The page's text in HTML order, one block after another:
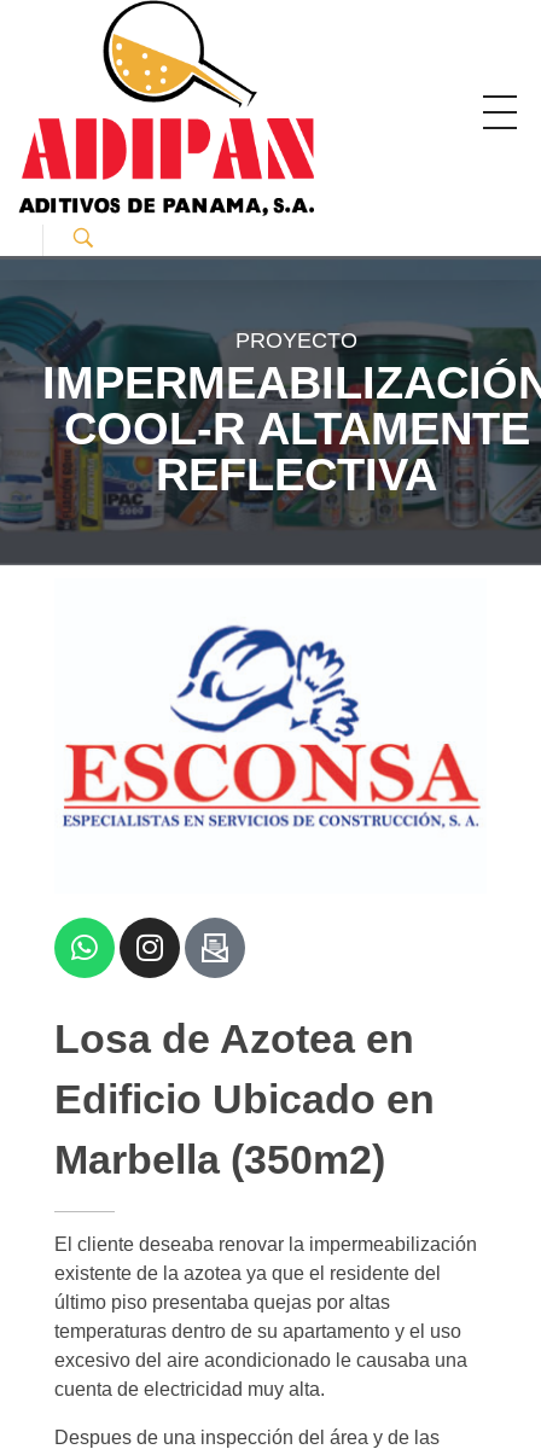
ADIPAN - Aditivos de Panamá S.A.
Productos especializados para la construcción.
PROYECTO
COOL-R ALTAMENTE
REFLECTIVA
Losa de Azotea en
Edificio Ubicado en
Marbella (350m2)
El cliente deseaba renovar la impermeabilización
existente de la azotea ya que el residente del
último piso presentaba quejas por altas
temperaturas dentro de su apartamento y el uso
excesivo del aire acondicionado le causaba una
cuenta de electricidad muy alta.
Despues de una inspección del área y de las